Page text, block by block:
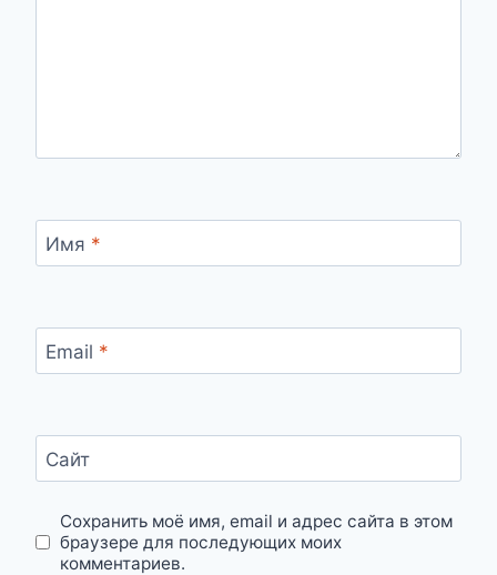
Имя *
Email *
Сайт
Сохранить моё имя, email и адрес сайта в этом
браузере для последующих моих
комментариев.